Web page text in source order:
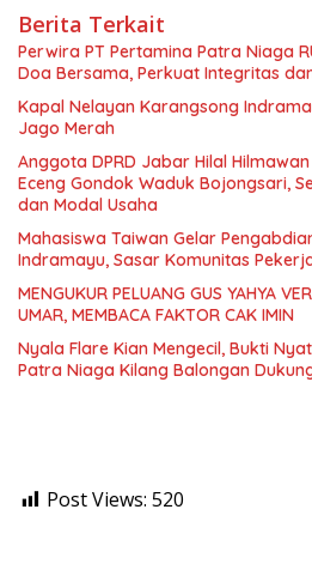
Berita Terkait
Perwira PT Pertamina Patra Niaga
Doa Bersama, Perkuat Integritas
Kapal Nelayan Karangsong
Jago Merah
Anggota DPRD Jabar Hilal
Eceng Gondok Waduk Bojongsari,
dan Modal Usaha
Mahasiswa Taiwan Gelar
Indramayu, Sasar Komunitas
MENGUKUR PELUANG GUS YAHYA
UMAR, MEMBACA FAKTOR CAK IMIN
Nyala Flare Kian Mengecil, Bukti
Patra Niaga Kilang Balongan
Post Views: 520